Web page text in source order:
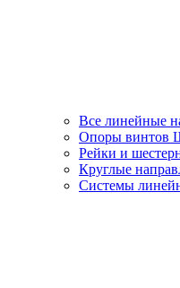
Все линейные
Опоры винтов
Рейки и
Круглые
Системы